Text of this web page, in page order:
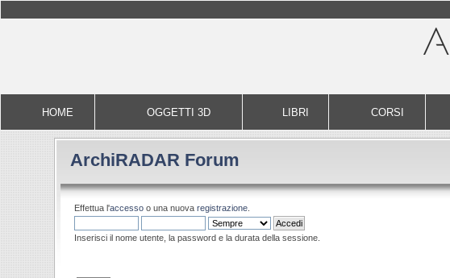
HOME OGGETTI 3D LIBRI CORSI
ArchiRADAR Forum
Effettua l'accesso o una nuovaregistrazione.
Inserisci il nome utente, la password e la durata della sessione.